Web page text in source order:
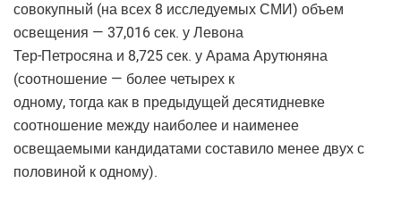
совокупный (на всех 8 исследуемых СМИ) объем
освещения — 37,016 сек. у Левона
Тер-Петросяна и 8,725 сек. у Арама Арутюняна
(соотношение — более четырех к
одному, тогда как в предыдущей десятидневке
соотношение между наиболее и наименее
освещаемыми кандидатами составило менее двух с
половиной к одному).